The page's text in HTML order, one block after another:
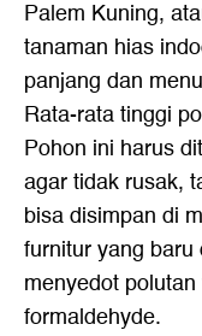
Palem Kuning,
tanaman hias
panjang dan
Rata-rata tinggi
Pohon ini harus
agar tidak rusak,
bisa disimpan di
furnitur yang
menyedot
formaldehyde.